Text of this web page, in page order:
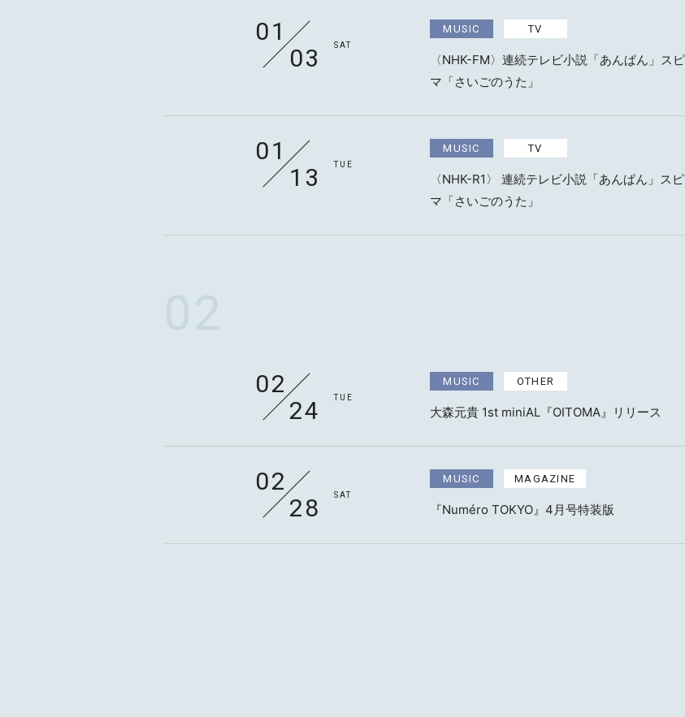
01
03
SAT
MUSIC TV
〈NHK-FM〉連続テレビ小説「あんぱん」ス
マ「さいごのうた」
01
13
TUE
MUSIC TV
〈NHK-R1〉 連続テレビ小説「あんぱん」ス
マ「さいごのうた」
02
24
TUE
MUSIC OTHER
大森元貴 1st miniAL『OITOMA』リリース
02
28
SAT
MUSIC MAGAZINE
『Numéro TOKYO』4月号特装版